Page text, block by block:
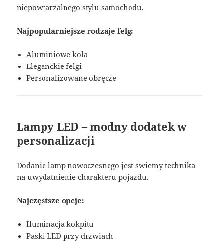
niepowtarzalnego stylu samochodu.
Najpopularniejsze rodzaje felg:
Aluminiowe koła
Eleganckie felgi
Personalizowane obręcze
Lampy LED – modny dodatek w
personalizacji
Dodanie lamp nowoczesnego jest świetny technika
na uwydatnienie charakteru pojazdu.
Najczęstsze opcje:
Iluminacja kokpitu
Paski LED przy drzwiach